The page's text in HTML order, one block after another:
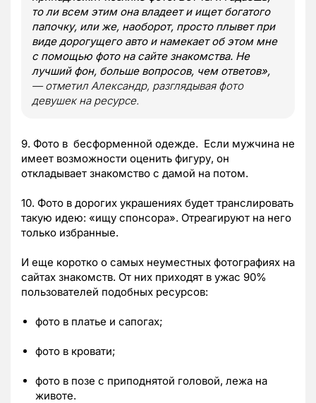
то ли всем этим она владеет и ищет богатого
папочку, или же, наоборот, просто плывет при
виде дорогущего авто и намекает об этом мне
с помощью фото на сайте знакомства. Не
лучший фон, больше вопросов, чем ответов»,
— отметил Александр, разглядывая фото
девушек на ресурсе.
9. Фото в бесформенной одежде. Если мужчина не
имеет возможности оценить фигуру, он
откладывает знакомство с дамой на потом.
10. Фото в дорогих украшениях будет транслировать
такую идею: «ищу спонсора». Отреагируют на него
только избранные.
И еще коротко о самых неуместных фотографиях на
сайтах знакомств. От них приходят в ужас 90%
пользователей подобных ресурсов:
фото в платье и сапогах;
фото в кровати;
фото в позе с приподнятой головой, лежа на
животе.